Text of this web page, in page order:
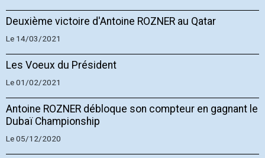
Deuxième victoire d'Antoine ROZNER au Qatar
Le 14/03/2021
Les Voeux du Président
Le 01/02/2021
Antoine ROZNER débloque son compteur en gagnant le
Dubaï Championship
Le 05/12/2020